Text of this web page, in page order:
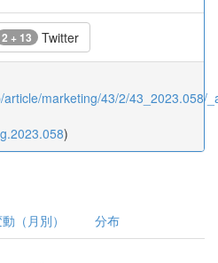
2 + 13 Twitter
article/marketing/43/2/43_2023.058/
)
（月別） 分布